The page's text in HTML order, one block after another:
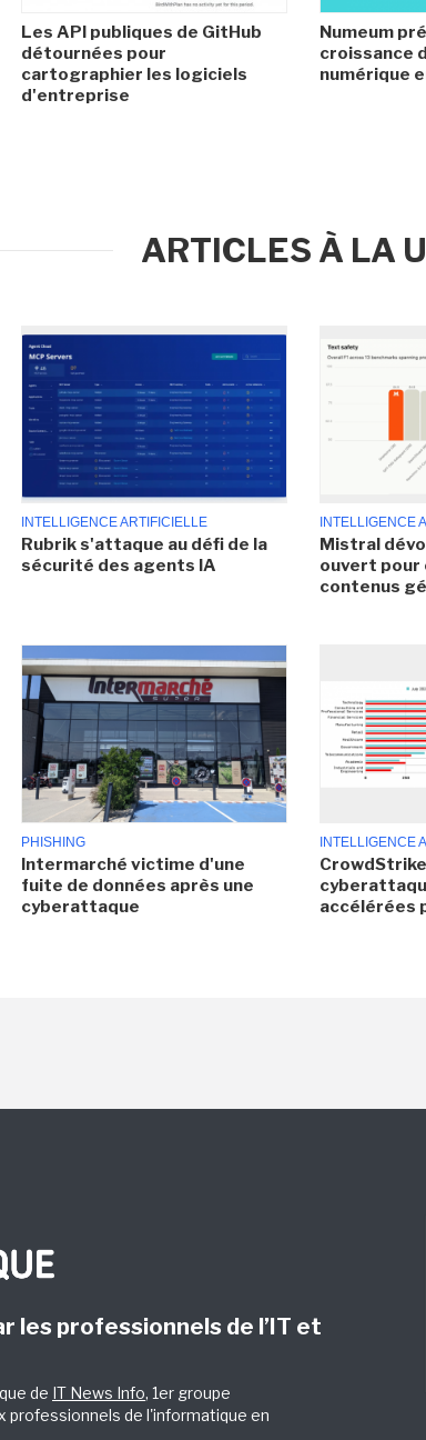
Les API publiques de GitHub
détournées pour
cartographier les logiciels
d'entreprise
Numeum
croissance
numérique
ARTICLES À LA
INTELLIGENCE ARTIFICIELLE
Rubrik s'attaque au défi de la
sécurité des agents IA
INTELLIGENCE
Mistral
ouvert pour
contenus
PHISHING
Intermarché victime d'une
fuite de données après une
cyberattaque
INTELLIGENCE
accélérées
les professionnels de l’IT et
de IT News Info, 1er groupe
professionnels de l'informatique en